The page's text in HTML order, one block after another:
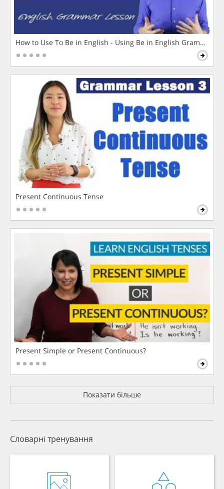
How to Use To Be in English - Using Be in English Grammar
Present Continuous Tense
Present Simple or Present Continuous?
Показати більше
Словарні тренування